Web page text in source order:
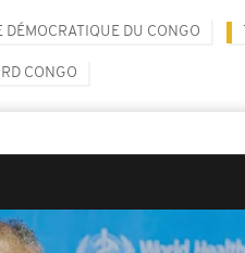
DÉMOCRATIQUE DU CONGO
RD CONGO